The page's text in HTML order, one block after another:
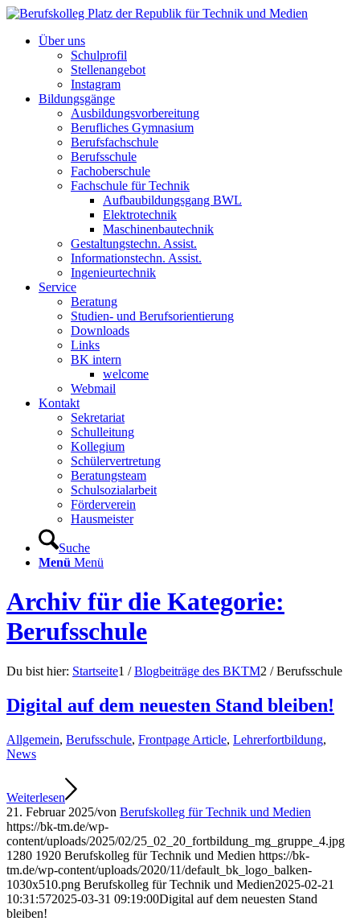
Über uns
Schulprofil
Stellenangebot
Instagram
Bildungsgänge
Ausbildungsvorbereitung
Berufliches Gymnasium
Berufsfachschule
Berufsschule
Fachoberschule
Fachschule für Technik
Aufbaubildungsgang BWL
Elektrotechnik
Maschinenbautechnik
Gestaltungstechn. Assist.
Informationstechn. Assist.
Ingenieurtechnik
Service
Beratung
Studien- und Berufsorientierung
Downloads
Links
BK intern
welcome
Webmail
Kontakt
Sekretariat
Schulleitung
Kollegium
Schülervertretung
Beratungsteam
Schulsozialarbeit
Förderverein
Hausmeister
Suche
Menü Menü
Archiv für die Kategorie:
Berufsschule
Du bist hier: Startseite1 / Blogbeiträge des BKTM2 / Berufsschule
Digital auf dem neuesten Stand bleiben!
Allgemein, Berufsschule, Frontpage Article, Lehrerfortbildung,
News
Weiterlesen
21. Februar 2025/von Berufskolleg für Technik und Medien
https://bk-tm.de/wp-
content/uploads/2025/02/25_02_20_fortbildung_mg_gruppe_4.jpg
1280 1920 Berufskolleg für Technik und Medien https://bk-
tm.de/wp-content/uploads/2020/11/default_bk_logo_balken-
1030x510.png Berufskolleg für Technik und Medien2025-02-21
10:31:572025-03-31 09:19:00Digital auf dem neuesten Stand
bleiben!